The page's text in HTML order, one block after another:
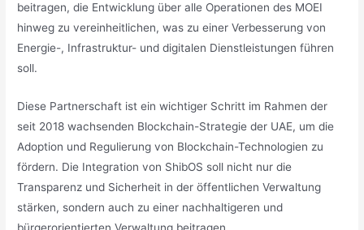
beitragen, die Entwicklung über alle Operationen des MOEI
hinweg zu vereinheitlichen, was zu einer Verbesserung von
Energie-, Infrastruktur- und digitalen Dienstleistungen führen
soll.
Diese Partnerschaft ist ein wichtiger Schritt im Rahmen der
seit 2018 wachsenden Blockchain-Strategie der UAE, um die
Adoption und Regulierung von Blockchain-Technologien zu
fördern. Die Integration von ShibOS soll nicht nur die
Transparenz und Sicherheit in der öffentlichen Verwaltung
stärken, sondern auch zu einer nachhaltigeren und